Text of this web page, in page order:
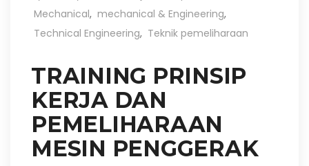
Mechanical, mechanical & Engineering,
Technical Engineering, Teknik pemeliharaan
TRAINING PRINSIP
KERJA DAN
PEMELIHARAAN
MESIN PENGGERAK